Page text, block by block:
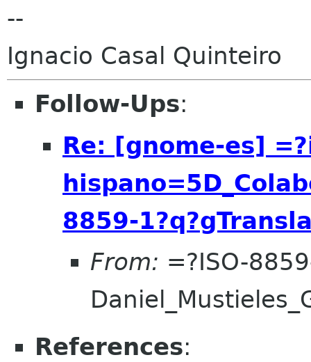
--
Ignacio Casal Quinteiro
Follow-Ups:
Re: [gnome-es]
8859-
From: =?ISO-
References: